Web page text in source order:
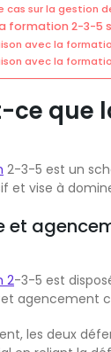
cas sur la gestion
formation 2-3-5
avec la
avec la
ce que
2-3-5 est un
et vise à
et
2-3-5 est
agencement
les deux